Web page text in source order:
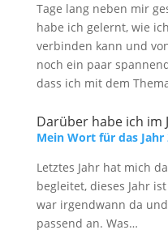
Tage lang neben mir
habe ich gelernt, wie
verbinden kann und
noch ein paar
dass ich mit dem
Darüber habe ich im
Mein Wort für das Jahr
Letztes Jahr hat mich
begleitet, dieses Jahr ist
war irgendwann da
passend an. Was…